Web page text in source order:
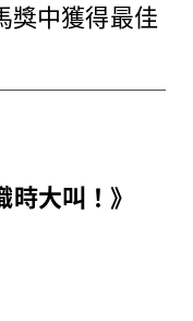
獎中獲得最佳
大叫！》